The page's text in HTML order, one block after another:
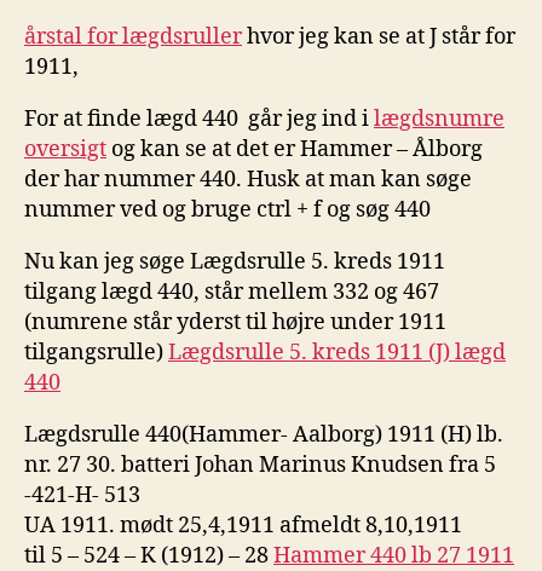
årstal for lægdsrullerhvor jeg kan se at J står for
1911,
For at finde lægd 440 går jeg ind ilægdsnumre
oversigt og kan se at det er Hammer – Ålborg
der har nummer 440. Husk at man kan søge
nummer ved og bruge ctrl + f og søg 440
Nu kan jeg søge Lægdsrulle 5. kreds 1911
tilgang lægd 440, står mellem 332 og 467
(numrene står yderst til højre under 1911
tilgangsrulle)Lægdsrulle 5. kreds 1911 (J) lægd
440
Lægdsrulle 440(Hammer- Aalborg) 1911 (H) lb.
nr. 27 30. batteri Johan Marinus Knudsen fra 5
-421-H- 513
UA 1911. mødt 25,4,1911 afmeldt 8,10,1911
til 5 – 524 – K (1912) – 28Hammer 440 lb 27 1911